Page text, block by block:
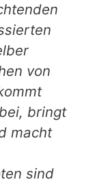
von
bringt
macht
sind